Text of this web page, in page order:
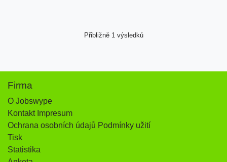
Přibližně 1 výsledků
Firma
O Jobswype
Kontakt Impresum
Ochrana osobních údajů Podmínky užití
Tisk
Statistika